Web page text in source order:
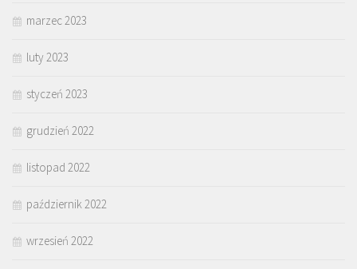
marzec 2023
luty 2023
styczeń 2023
grudzień 2022
listopad 2022
październik 2022
wrzesień 2022